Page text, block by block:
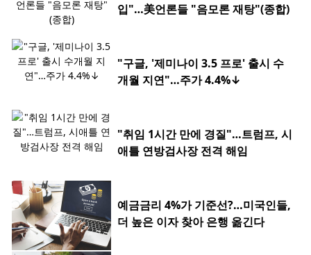
입"…美언론들 "음모론 재탕"(종합)
"구글, '제미나이 3.5 프로' 출시 수
개월 지연"…주가 4.4%↓
"취임 1시간 만에 경질"…트럼프, 시
애틀 연방검사장 전격 해임
예금금리 4%가 기준선?…미국인들,
더 높은 이자 찾아 은행 옮긴다